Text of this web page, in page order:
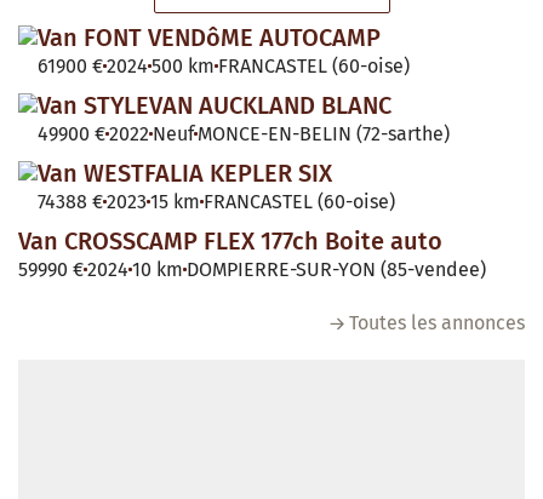
Van FONT VENDôME AUTOCAMP
61900 €2024 500 km FRANCASTEL (60-oise)
Van STYLEVAN AUCKLAND BLANC
49900 €2022 Neuf MONCE-EN-BELIN (72-sarthe)
Van WESTFALIA KEPLER SIX
74388 €2023 15 km FRANCASTEL (60-oise)
Van CROSSCAMP FLEX 177ch Boite auto
59990 €2024 10 km DOMPIERRE-SUR-YON (85-vendee)
Toutes les annonces